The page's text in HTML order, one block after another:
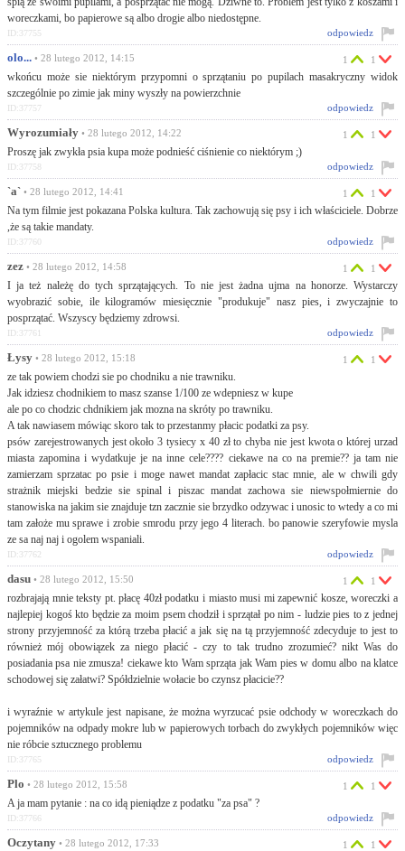
woreczkami, bo papierowe są albo drogie albo niedostępne.
odpowiedz
ID:37755
olo... • 28 lutego 2012, 14:15
wkońcu może sie niektórym przypomni o sprzątaniu po pupilach masakryczny widok
szczególnie po zimie jak miny wyszły na powierzchnie
1 1
odpowiedz
ID:37757
Wyrozumiały • 28 lutego 2012, 14:22
Proszę jak zwykła psia kupa może podnieść ciśnienie co niektórym ;)
1 1
odpowiedz
ID:37758
`a` • 28 lutego 2012, 14:41
Na tym filmie jest pokazana Polska kultura. Tak zachowują się psy i ich właściciele. Dobrze
,że są takie mandaty.
1 1
odpowiedz
ID:37760
zez • 28 lutego 2012, 14:58
I ja też należę do tych sprzątających. To nie jest żadna ujma na honorze. Wystarczy
wyobrazić sobie, ile kilogramów miesięcznie "produkuje" nasz pies, i zwyczajnie to
posprzątać. Wszyscy będziemy zdrowsi.
1 1
odpowiedz
ID:37761
Łysy • 28 lutego 2012, 15:18
ze tak powiem chodzi sie po chodniku a nie trawniku.
Jak idziesz chodnikiem to masz szanse 1/100 ze wdepniesz w kupe
ale po co chodzic chdnikiem jak mozna na skróty po trawniku.
A tak nawiasem mówiąc skoro tak to przestanmy płacic podatki za psy.
psów zarejestrowanych jest około 3 tysiecy x 40 zł to chyba nie jest kwota o której urzad
miasta zapomina i wydatkuje je na inne cele???? ciekawe na co na premie?? ja tam nie
zamierzam sprzatac po psie i moge nawet mandat zapłacic stac mnie, ale w chwili gdy
strażnik miejski bedzie sie spinal i piszac mandat zachowa sie niewspołmiernie do
stanowiska na jakim sie znajduje tzn zacznie sie brzydko odzywac i unosic to wtedy a co mi
tam założe mu sprawe i zrobie smrodu przy jego 4 literach. bo panowie szeryfowie mysla
ze sa naj naj i ogolem wspaniali.
1 1
odpowiedz
ID:37762
dasu • 28 lutego 2012, 15:50
rozbrajają mnie teksty pt. płacę 40zł podatku i miasto musi mi zapewnić kosze, woreczki a
najlepiej kogoś kto będzie za moim psem chodził i sprzątał po nim - ludzie pies to z jednej
strony przyjemność za którą trzeba płacić a jak się na tą przyjemność zdecyduje to jest to
również mój obowiązek za niego płacić - czy to tak trudno zrozumieć? nikt Was do
posiadania psa nie zmusza! ciekawe kto Wam sprząta jak Wam pies w domu albo na klatce
schodowej się załatwi? Spółdzielnie wołacie bo czynsz płacicie??
i wyraźnie w artykule jest napisane, że można wyrzucać psie odchody w woreczkach do
pojemników na odpady mokre lub w papierowych torbach do zwykłych pojemników więc
nie róbcie sztucznego problemu
1 1
odpowiedz
ID:37765
Plo • 28 lutego 2012, 15:58
A ja mam pytanie : na co idą pieniądze z podatku "za psa" ?
1 1
odpowiedz
ID:37766
Oczytany • 28 lutego 2012, 17:33 1 1